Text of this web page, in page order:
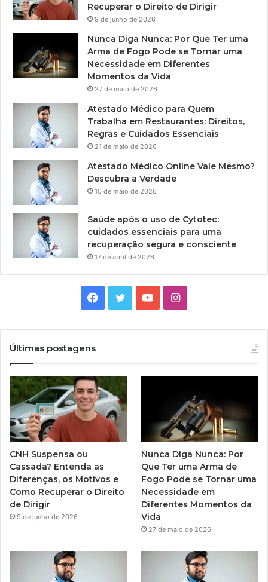
Recuperar o Direito de Dirigir
9 de junho de 2026
Nunca Diga Nunca: Por Que Ter uma
Arma de Fogo Pode se Tornar uma
Necessidade em Diferentes
Momentos da Vida
27 de maio de 2026
Atestado Médico para Quem
Trabalha em Restaurantes: Direitos,
Regras e Cuidados Essenciais
21 de maio de 2026
Atestado Médico Online Vale Mesmo?
Descubra a Verdade
10 de maio de 2026
Saúde após o uso de Cytotec:
cuidados essenciais para uma
recuperação segura e consciente
17 de abril de 2026
Facebook
TwitterYouTubeInstagram
Últimas postagens
CNH Suspensa ou
Cassada? Entenda as
Diferenças, os Motivos e
Como Recuperar o Direito
de Dirigir
9 de junho de 2026
Nunca Diga Nunca: Por
Que Ter uma Arma de
Fogo Pode se Tornar uma
Necessidade em
Diferentes Momentos da
Vida
27 de maio de 2026